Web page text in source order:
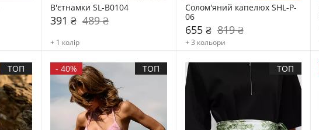
В'єтнамки SL-B0104
391 ₴ 489 ₴
+ 1 колір
Солом'яний капелюх SHL-P-
06
655 ₴ 819 ₴
+ 3 кольори
ТОП - 40% ТОП ТОП